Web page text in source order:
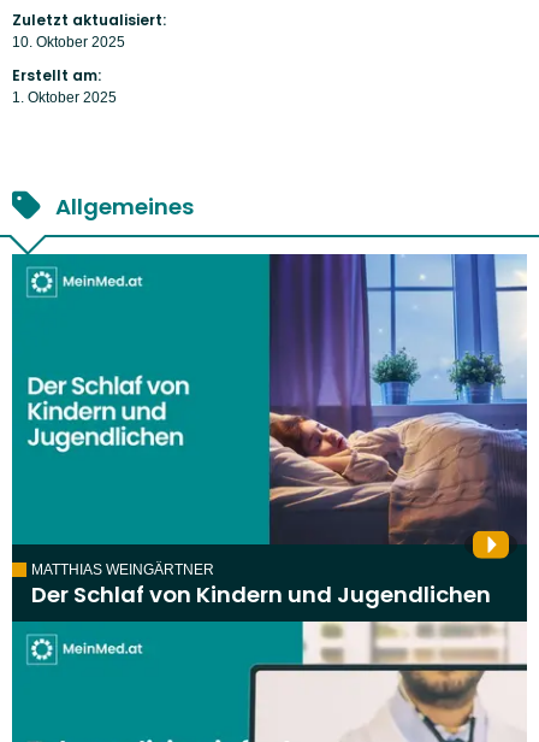
Zuletzt aktualisiert:
10. Oktober 2025
Erstellt am:
1. Oktober 2025
Allgemeines
MATTHIAS WEINGÄRTNER
Der Schlaf von Kindern und Jugendlichen